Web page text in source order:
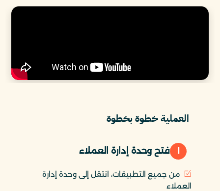
العملية خطوة بخطوة
فتح وحدة إدارة العملاء
من جميع التطبيقات، انتقل إلى وحدة إدارة
العملاء